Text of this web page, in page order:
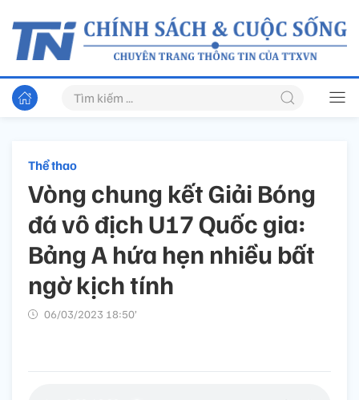
Thể thao
Vòng chung kết Giải Bóng
đá vô địch U17 Quốc gia:
Bảng A hứa hẹn nhiều bất
ngờ kịch tính
06/03/2023 18:50’